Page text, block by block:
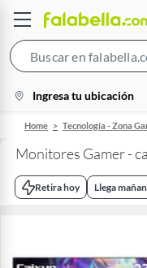
location-
icon
Ingresa tu ubicación
Home Tecnología - Zona
Monitores Gamer -
Retira hoy Llega